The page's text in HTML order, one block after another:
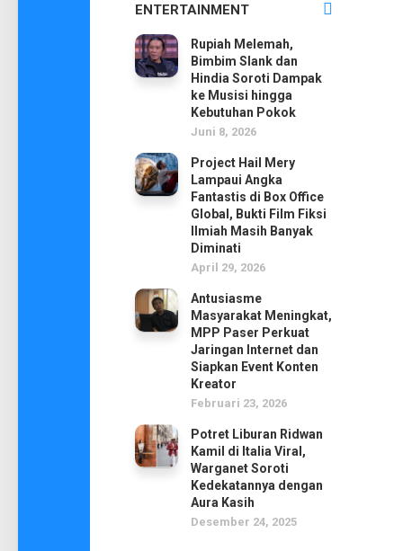
ENTERTAINMENT
Rupiah Melemah,
Bimbim Slank dan
Hindia Soroti Dampak
ke Musisi hingga
Kebutuhan Pokok
Juni 8, 2026
Project Hail Mery
Lampaui Angka
Fantastis di Box Office
Global, Bukti Film Fiksi
Ilmiah Masih Banyak
Diminati
April 29, 2026
Antusiasme
Masyarakat Meningkat,
MPP Paser Perkuat
Jaringan Internet dan
Siapkan Event Konten
Kreator
Februari 23, 2026
Potret Liburan Ridwan
Kamil di Italia Viral,
Warganet Soroti
Kedekatannya dengan
Aura Kasih
Desember 24, 2025